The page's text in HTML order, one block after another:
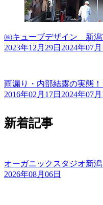
㈱キューブデザイン 新潟
2023年12月29日 2024年07月
雨漏り・内部結露の実態！
2016年02月17日 2024年07月
新着記事
オーガニックスタジオ新
2026年08月06日